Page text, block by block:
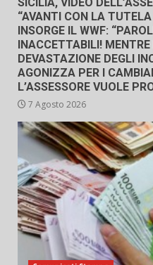
“AVANTI CON LA
INSORGE IL WWF:
INACCETTABILI!
DEVASTAZIONE DEGLI
AGONIZZA PER I
L’ASSESSORE VUOLE
7 Agosto 2026